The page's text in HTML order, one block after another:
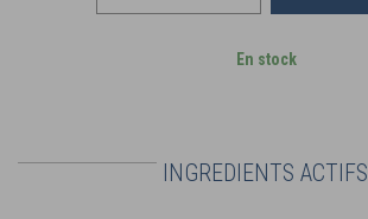
En stock
INGREDIENTS ACTIFS